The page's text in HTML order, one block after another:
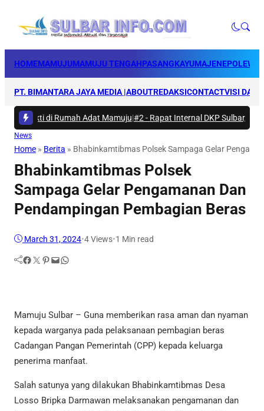
HOMEMAMUJUMAMUJU TENGAHPASANGKAYUMAJENE
PT. BIMANTARA JAYA MEDIA |ABOUTREDAKSICONTACTVISI DAN
Bakti di Rumah Adat Mamuju|#2 -Rapat Internal DKP Sulbar,
News
Home » Berita » Bhabinkamtibmas Polsek Sampaga Gelar
Bhabinkamtibmas Polsek
Sampaga Gelar Pengamanan Dan
Pendampingan Pembagian Beras
March 31, 2024•4Views•1 Min read
Facebook Twitter Pinterest Mail WhatsApp
Mamuju Sulbar – Guna memberikan rasa aman dan nyaman
kepada warganya pada pelaksanaan pembagian beras
Cadangan Pangan Pemerintah (CPP) kepada keluarga
penerima manfaat.
Salah satunya yang dilakukan Bhabinkamtibmas Desa
Losso Bripka Darmawan melaksanakan pengamanan dan